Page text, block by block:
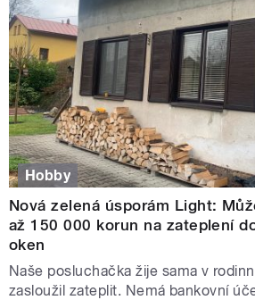
Hobby
Nová zelená úsporám Light:
až 150 000 korun na zateplení
oken
Naše posluchačka žije sama v
zasloužil zateplit. Nemá bankovní